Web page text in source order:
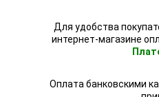
Для удобства
интернет-магазине
Оплата банковскими